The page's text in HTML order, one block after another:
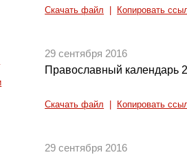
Скачать файл Копировать
29 сентября 2016
Православный календарь
Скачать файл Копировать
29 сентября 2016